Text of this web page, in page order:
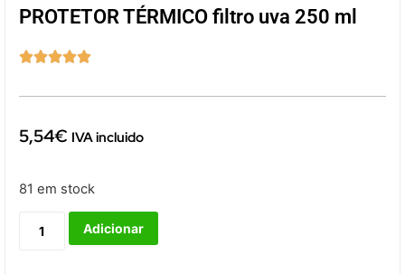
PROTETOR TÉRMICO filtro uva 250 ml

5,54€ IVA incluido
81 em stock
Adicionar